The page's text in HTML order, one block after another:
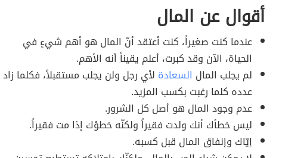
أقوال عن المال
عندما كنت صغيراً، كنت أعتقد أنّ المال هو أهم شيءٍ في
الحياة، الآن وقد كبرت، أعلم يقيناً أنه الأهم.
لم يجلب المال السعادة لأي رجل ولن يجلب مستقبلاً، فكلما زاد
عدده كلما رغبت بكسب المزيد.
عدم وجود المال هو أصل كل الشرور.
ليس خطأك أنك ولدت فقيراً ولكنّه خطؤك إذا مت فقيراً.
إيّاك وإنفاق المال قبل كسبه.